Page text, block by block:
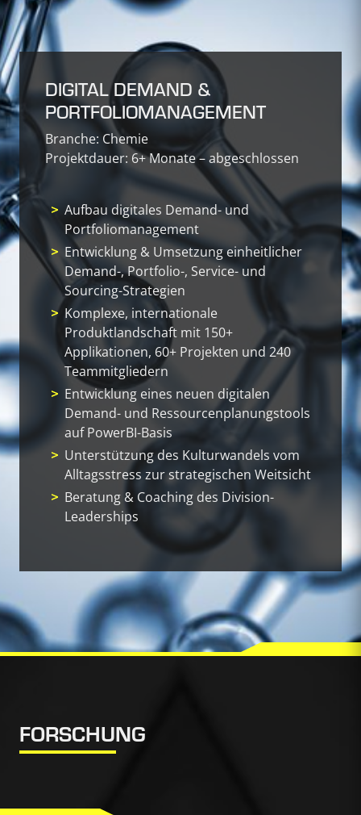
DIGITAL DEMAND &
PORTFOLIOMANAGEMENT
Branche: Chemie
Projektdauer: 6+ Monate – abgeschlossen
Aufbau digitales Demand- und
Portfoliomanagement
Entwicklung & Umsetzung einheitlicher
Demand-, Portfolio-, Service- und
Sourcing-Strategien
Komplexe, internationale
Produktlandschaft mit 150+
Applikationen, 60+ Projekten und 240
Teammitgliedern
Entwicklung eines neuen digitalen
Demand- und Ressourcenplanungstools
auf PowerBI-Basis
Unterstützung des Kulturwandels vom
Alltagsstress zur strategischen Weitsicht
Beratung & Coaching des Division-
Leaderships
FORSCHUNG